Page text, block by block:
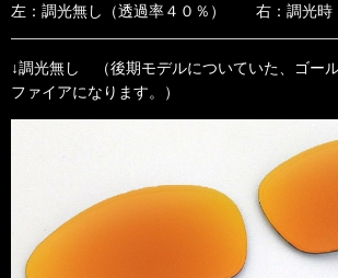
左：調光無し（透過率４０％） 右：調光時
↓調光無し （後期モデルについていた、ゴー
ファイアになります。）